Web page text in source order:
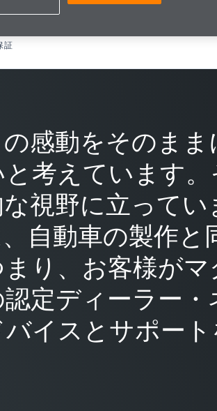
証
感動をそのま
考えています
視野に立って
自動車の製作と
り、お客様が
定ディーラー
イスとサポート